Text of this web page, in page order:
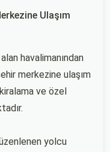
Ulaşım
havalimanından
merkezine ulaşım
ve özel
yolcu